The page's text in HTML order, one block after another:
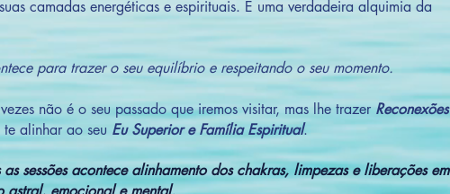
camadas energéticas e espirituais. È uma verdadeira alquimia da
para trazer o seu equilíbrio e respeitando o seu momento.
não é o seu passado que iremos visitar, mas lhe trazerReconexões
te alinhar ao seu Eu Superior e Família Espiritual.
as sessões acontece alinhamento dos chakras, limpezas e liberações em